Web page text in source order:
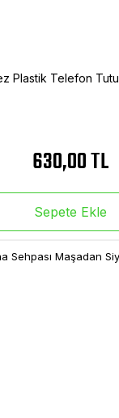
Plastik Telefon
630,00 TL
Sepete Ekle